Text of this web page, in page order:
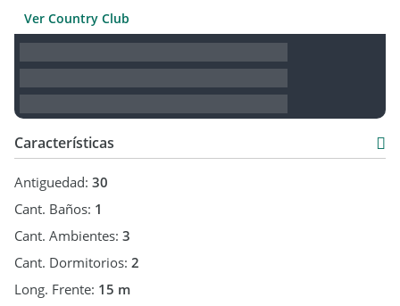
Ver Country Club
Características
Antiguedad: 30
Cant. Baños: 1
Cant. Ambientes: 3
Cant. Dormitorios: 2
Long. Frente: 15 m